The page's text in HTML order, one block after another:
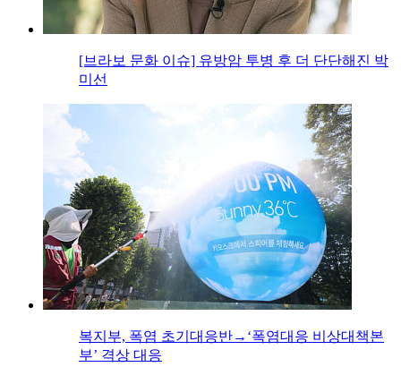
[브라보 문화 이슈] 유방암 투병 후 더 단단해진 박
미선
복지부, 폭염 초기대응반→‘폭염대응 비상대책본
부’ 격상 대응